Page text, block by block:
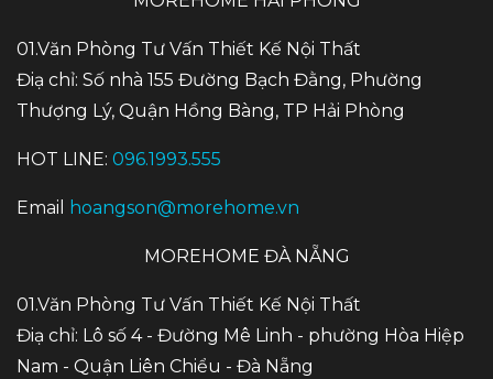
01.Văn Phòng Tư Vấn Thiết Kế Nội Thất
Điạ chỉ: Số nhà 155 Đường Bạch Đằng, Phường
Thượng Lý, Quận Hồng Bàng, TP Hải Phòng
HOT LINE: 096.1993.555
Email hoangson@morehome.vn
MOREHOME ĐÀ NẴNG
01.Văn Phòng Tư Vấn Thiết Kế Nội Thất
Điạ chỉ: Lô số 4 - Đường Mê Linh - phường Hòa Hiệp
Nam - Quận Liên Chiểu - Đà Nẵng